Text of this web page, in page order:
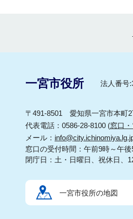
一宮市役所 法人番号
〒491-8501 愛知県一宮市本町2
代表電話：0586-28-8100 (窓口
メール：
窓口の受付時間：午前9時～午後
閉庁日：土・日曜日、祝休日、
一宮市役所の地図